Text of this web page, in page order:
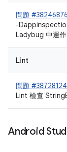
問題
-
Ladybug 中運作
Lint
問題
Lint 檢查
Android